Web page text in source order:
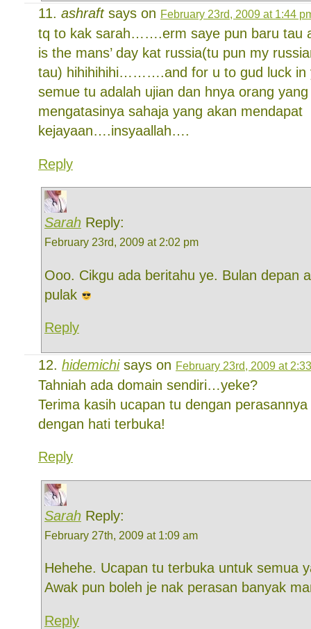
ashraftsays on February 23rd, 2009 at 1:44
tq to kak sarah…….erm saye pun baru tau
is the mans’ day kat russia(tu pun my
tau) hihihihihi……….and for u to gud luck
semue tu adalah ujian dan hnya orang
mengatasinya sahaja yang akan mendapat
kejayaan….insyaallah….
Reply
Sarah Reply:
February 23rd, 2009 at 2:02 pm
Ooo. Cikgu ada beritahu ye. Bulan depan
pulak
Reply
hidemichisays on February 23rd, 2009 at
Tahniah ada domain sendiri…yeke?
Terima kasih ucapan tu dengan
dengan hati terbuka!
Reply
Sarah Reply:
February 27th, 2009 at 1:09 am
Hehehe. Ucapan tu terbuka untuk semua
Awak pun boleh je nak perasan banyak
Reply